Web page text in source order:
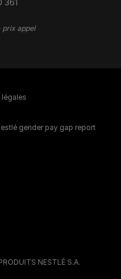
prix appel
NESTLÉ S.A.
légales
gender pay gap report